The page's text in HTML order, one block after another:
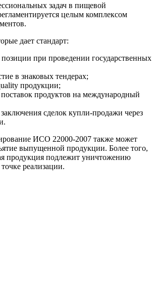
задач в пищевой
целым комплексом
дает стандарт:
при проведении государственных
в знаковых тендерах;
продукции;
продуктов на международный
сделок купли-продажи через
ИСО 22000-2007 также может
выпущенной продукции. Более того,
продукция подлежит уничтожению
реализации.